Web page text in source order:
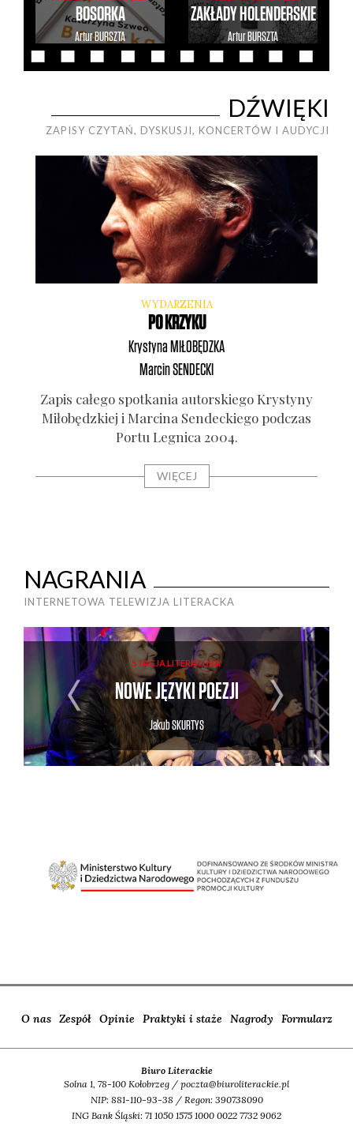
BOSORKA
ArturBURSZTA
ZAKŁADY HOLENDERSKIE
Artur BURSZTA
DŹWIĘKI
ZAPISY CZYTAŃ, DYSKUSJI, KONCERTÓW I AUDYCJI
WYDARZENIA
PO KRZYKU
Krystyna MIŁOBĘDZKA
MarcinSENDECKI
Zapis całe­go spo­tka­nia autor­skie­go Kry­sty­ny
Miło­będz­kiej i Mar­ci­na Sen­dec­kie­go pod­czas
Por­tu Legni­ca 2004.
WIĘCEJ
NAGRANIA
INTERNETOWA TELEWIZJA LITERACKA
STACJA LITERATURA
NOWE JĘZYKI POEZJI
JakubSKURTYS
O nas Zespół Opinie Praktyki i staże Nagrody Formularz
Biuro Literackie
Solna 1, 78-100 Kołobrzeg / poczta@biuroliterackie.pl
NIP: 881-110-93-38 / Regon: 390738090
ING Bank Śląski: 71 1050 1575 1000 0022 7732 9062